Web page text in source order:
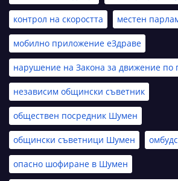
контрол на скоростта местен
мобилно приложение еЗдраве
нарушение на Закона за движение по
независим общински съветник
обществен посредник Шумен
общински съветници Шумен
опасно шофиране в Шумен